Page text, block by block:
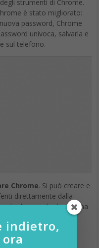
strumenti di Chrome.
è stato migliorato:
password, Chrome
univoca, salvarla e
sul telefono.
Chrome. Si può creare e
direttamente dalla
di una scheda appena
indietro,